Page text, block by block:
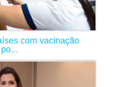
com vacinação